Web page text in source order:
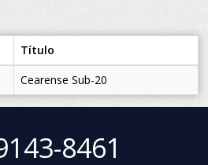
Título
Cearense Sub-20
8461